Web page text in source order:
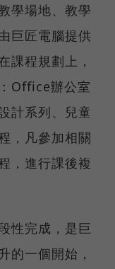
學場地、教學
巨匠電腦提供
課程規劃上，
Office辦公室
計系列、兒童
，凡參加相關
，進行課後複
性完成，是巨
的一個開始，